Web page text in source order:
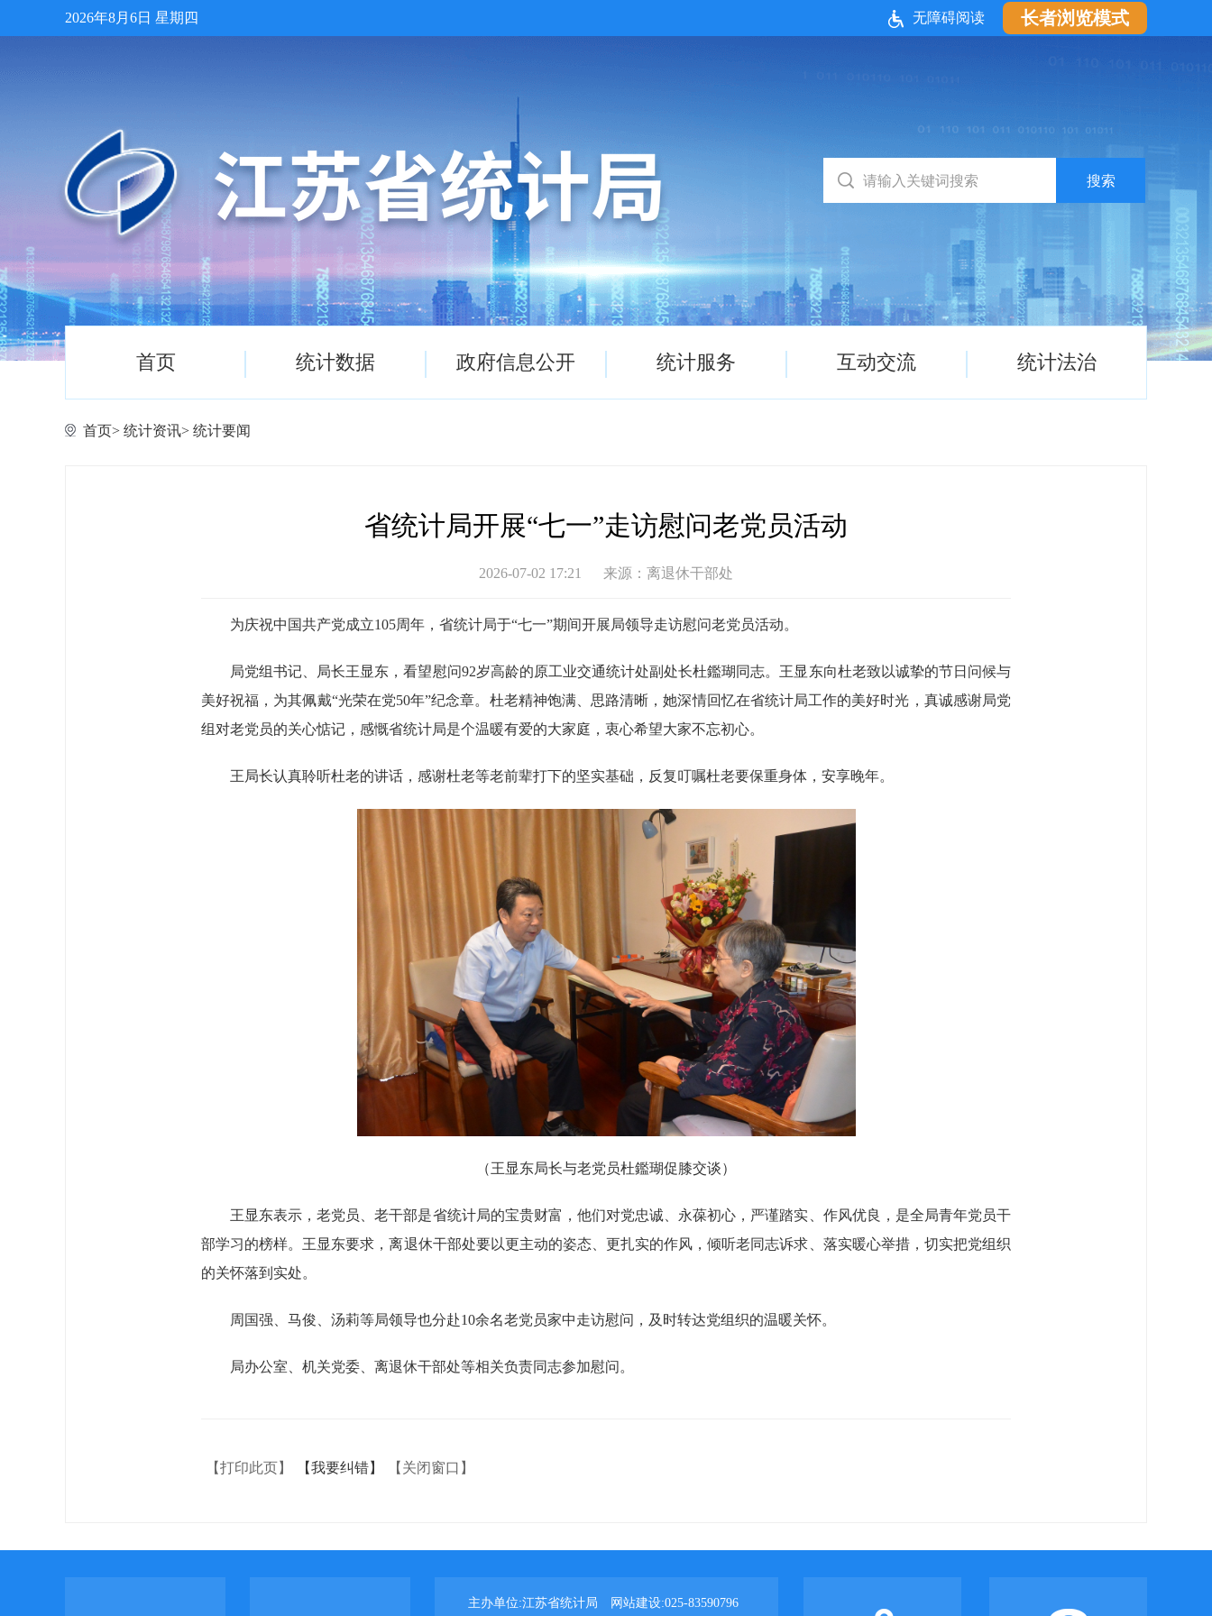
2026年8月6日 星期四 长者浏览模式
无障碍阅读
首页 统计数据 政府信息公开 统计服务 互动交流 统计法治
首页> 统计资讯> 统计要闻
省统计局开展“七一”走访慰问老党员活动
2026-07-02 17:21 来源： 离退休干部处
为庆祝中国共产党成立105周年，省统计局于“七一”期间开展局领导走访慰问老党员活动。
局党组书记、局长王显东，看望慰问92岁高龄的原工业交通统计处副处长杜鑑瑚同志。王显东向杜老致以诚挚的节日问候与
美好祝福，为其佩戴“光荣在党50年”纪念章。杜老精神饱满、思路清晰，她深情回忆在省统计局工作的美好时光，真诚感谢局党
组对老党员的关心惦记，感慨省统计局是个温暖有爱的大家庭，衷心希望大家不忘初心。
王局长认真聆听杜老的讲话，感谢杜老等老前辈打下的坚实基础，反复叮嘱杜老要保重身体，安享晚年。
（王显东局长与老党员杜鑑瑚促膝交谈）
王显东表示，老党员、老干部是省统计局的宝贵财富，他们对党忠诚、永葆初心，严谨踏实、作风优良，是全局青年党员干
部学习的榜样。王显东要求，离退休干部处要以更主动的姿态、更扎实的作风，倾听老同志诉求、落实暖心举措，切实把党组织
的关怀落到实处。
周国强、马俊、汤莉等局领导也分赴10余名老党员家中走访慰问，及时转达党组织的温暖关怀。
局办公室、机关党委、离退休干部处等相关负责同志参加慰问。
【打印此页】 【我要纠错】 【关闭窗口】
主办单位:江苏省统计局 网站建设:025-83590796